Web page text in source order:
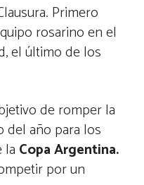
Primero
rosarino en el
el último de los
de romper la
del año para los
la Copa Argentina.
por un